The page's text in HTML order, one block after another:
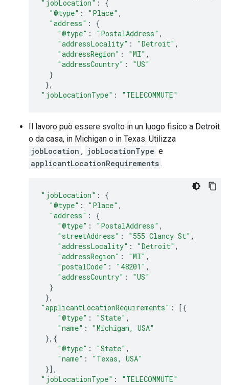
"jobLocation" :
{
"@type" : "Place" ,
"address" :
{
"@type" : "PostalAddress" ,
"addressLocality" : "Detroit" ,
"addressRegion" : "MI" ,
"addressCountry" :
"US"
}
},
"jobLocationType" : "TELECOMMUTE"
Il lavoro può essere svolto in un luogo fisico a Detroit
o da casa, in Michigan o in Texas. Utilizza
jobLocation , jobLocationType e
applicantLocationRequirements .
"jobLocation" :
{
"@type" : "Place" ,
"address" :
{
"@type" : "PostalAddress" ,
"streetAddress" : "555 Clancy St" ,
"addressLocality" : "Detroit" ,
"addressRegion" : "MI" ,
"postalCode" : "48201" ,
"addressCountry" :
"US"
}
},
"applicantLocationRequirements" :
[{
"@type" : "State" ,
"name" :
"Michigan, USA"
},{
"@type" : "State" ,
"name" :
"Texas, USA"
}],
"jobLocationType" : "TELECOMMUTE"